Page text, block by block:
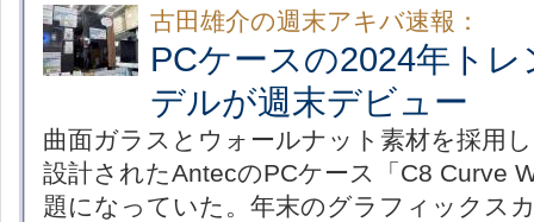
古田雄介の週末アキバ速報：
PCケースの2024年ト
デルが週末デビュー
曲面ガラスとウォールナット素材を採用
設計されたAntecのPCケース「C8 Curve
題になっていた。年末のグラフィックス